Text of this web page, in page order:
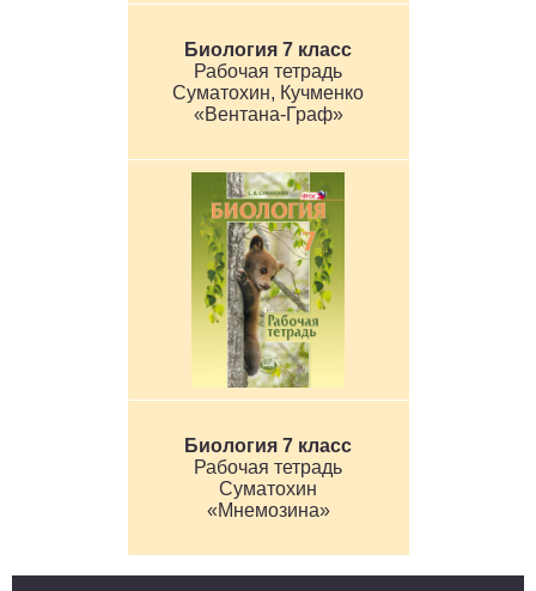
Биология 7 класс
Рабочая тетрадь
Суматохин, Кучменко
«Вентана-Граф»
Биология 7 класс
Рабочая тетрадь
Суматохин
«Мнемозина»